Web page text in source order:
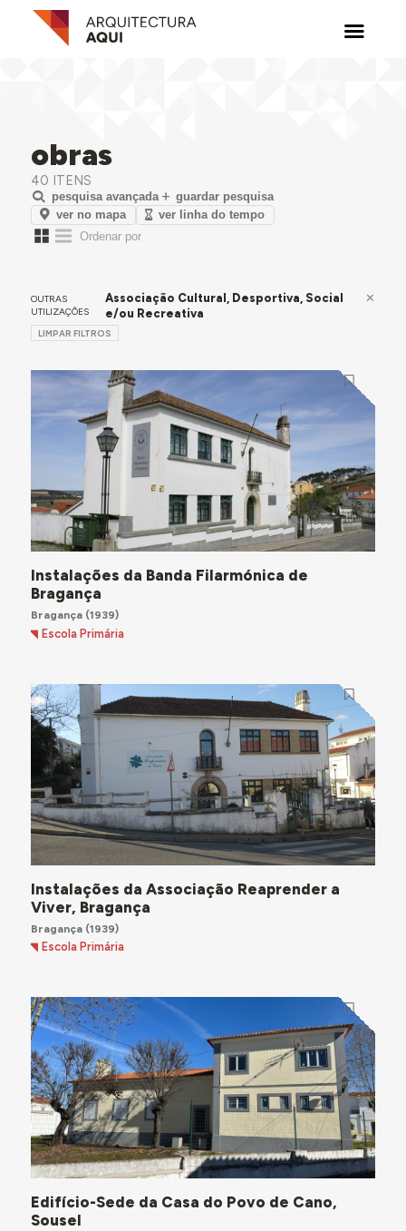
obras
40 ITENS
pesquisa avançada
guardar pesquisa
ver no mapa
ver linha do tempo
OUTRAS
UTILIZAÇÕES
Associação Cultural, Desportiva, Social
e/ou Recreativa
LIMPAR FILTROS
Instalações da Banda Filarmónica de
Bragança
Bragança(1939)
Escola Primária
Instalações da Associação Reaprender a
Viver, Bragança
Bragança(1939)
Escola Primária
Edifício-Sede da Casa do Povo de Cano,
Sousel